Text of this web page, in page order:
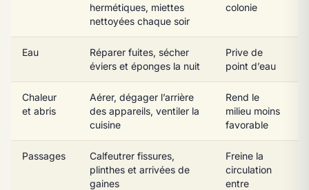
hermétiques, miettes
nettoyées chaque soir
colonie
Eau
Réparer fuites, sécher
éviers et éponges la nuit
Prive de
point d’eau
Chaleur
et abris
Aérer, dégager l’arrière
des appareils, ventiler la
cuisine
Rend le
milieu moins
favorable
Passages
Calfeutrer fissures,
plinthes et arrivées de
gaines
Freine la
circulation
entre